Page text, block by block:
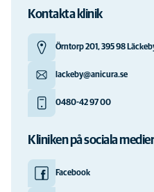
Kontakta klinik
Örntorp 201, 395 98
lackeby@anicura.se
0480-42 97 00
Kliniken på sociala medier
Facebook